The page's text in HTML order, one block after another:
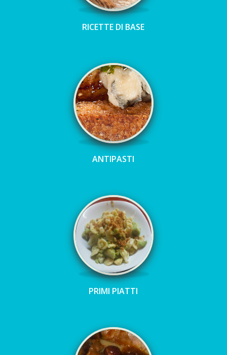
RICETTE DI BASE
ANTIPASTI
PRIMI PIATTI